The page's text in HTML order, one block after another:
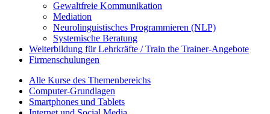
Gewaltfreie Kommunikation
Mediation
Neurolinguistisches Programmieren (NLP)
Systemische Beratung
Weiterbildung für Lehrkräfte / Train the Trainer-Angebote
Firmenschulungen
Alle Kurse des Themenbereichs
Computer-Grundlagen
Smartphones und Tablets